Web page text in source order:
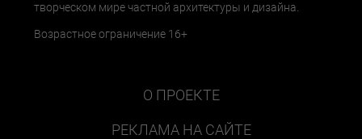
творческом мире частной архитектуры и дизайна.
Возрастное ограничение 16+
О ПРОЕКТЕ
РЕКЛАМА НА САЙТЕ